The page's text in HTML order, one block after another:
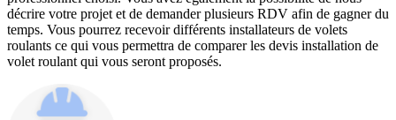
décrire votre projet et de demander plusieurs RDV afin de gagner du
temps. Vous pourrez recevoir différents installateurs de volets
roulants ce qui vous permettra de comparer les devis installation de
volet roulant qui vous seront proposés.